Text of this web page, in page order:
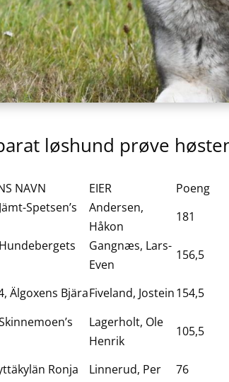
løshund prøve
NAVN EIER Poeng
Spetsen’s
Andersen,
Håkon
181
Gangnæs, Lars-
Even
156,5
Älgoxens BjäraFiveland, Jostein154,5
Lagerholt, Ole
Henrik
105,5
Ronja Linnerud, Per 76